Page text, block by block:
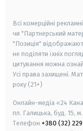
Всі комерційні
чи "Партнерський
"Позиція"
не поділяти їхніх
цитування можна
Усі права захищені.
року (21+)
Онлайн-медіа «24
пл. Галицька, буд. 15,
Телефон +380 (32)